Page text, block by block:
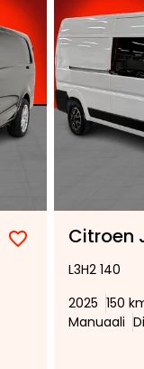
Lisää
suosikiksi
Poista
suosikeista
Citroen
L3H2 140
2025 150
Manuaali